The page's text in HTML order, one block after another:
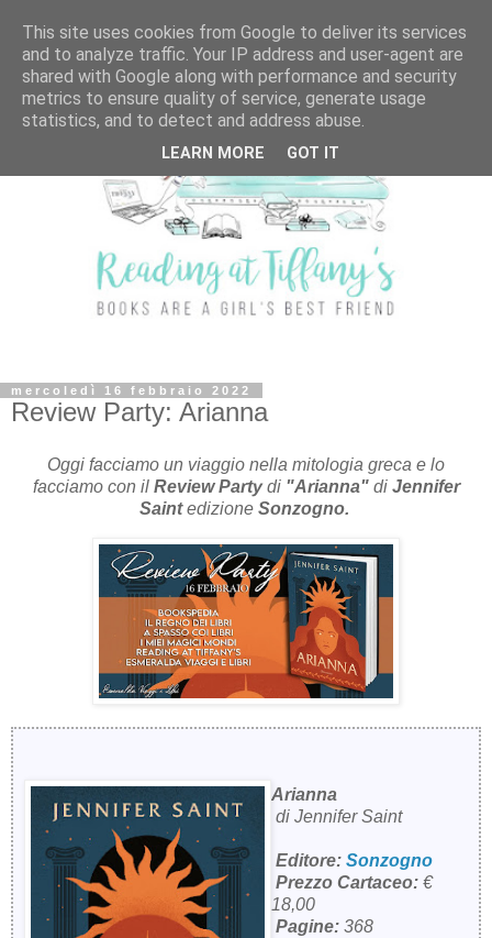
mercoledì 16 febbraio 2022
Review Party: Arianna
Oggi facciamo un viaggio nella mitologia greca e lo
facciamo con il Review Partydi "Arianna" di Jennifer
Saintedizione Sonzogno.
Arianna
di Jennifer Saint
Editore: Sonzogno
Prezzo Cartaceo:€
18,00
Pagine: 368
This site uses cookies from Google to deliver its services
and to analyze traffic. Your IP address and user-agent are
shared with Google along with performance and security
metrics to ensure quality of service, generate usage
statistics, and to detect and address abuse.
LEARN MORE GOT IT